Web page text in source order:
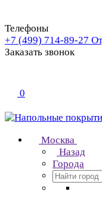
Телефоны
+7 (499) 714-89-27
Заказать звонок
0
Москва
Назад
Города